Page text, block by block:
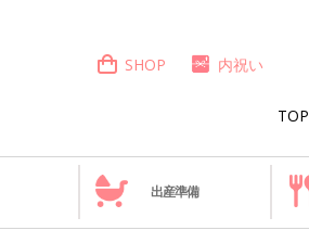
TOP
SHOP 内祝い
出産準備